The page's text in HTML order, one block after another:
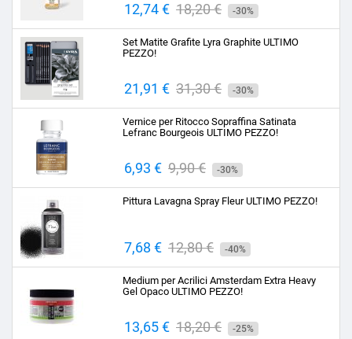
Prezzo
12,74 € Prezzo
base
18,20 € -30%
Set Matite Grafite Lyra Graphite ULTIMO
PEZZO!
Prezzo
21,91 € Prezzo
base
31,30 € -30%
Vernice per Ritocco Sopraffina Satinata
Lefranc Bourgeois ULTIMO PEZZO!
Prezzo
6,93 € Prezzo
base
9,90 € -30%
Pittura Lavagna Spray Fleur ULTIMO PEZZO!
Prezzo
7,68 € Prezzo
base
12,80 € -40%
Medium per Acrilici Amsterdam Extra Heavy
Gel Opaco ULTIMO PEZZO!
Prezzo
13,65 € Prezzo
18,20 € -25%